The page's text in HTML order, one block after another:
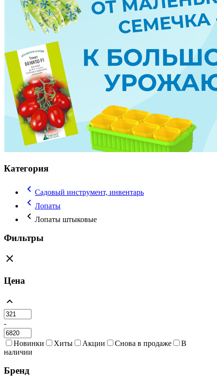
Категория
Садовый инструмент, инвентарь
Лопаты
Лопаты штыковые
Фильтры
Цена
-
Новинки Хиты Акции Снова в продаже
В
наличии
Бренд